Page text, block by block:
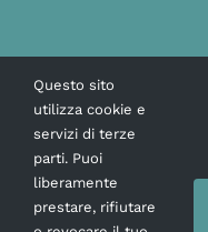
Questo sito
utilizza cookie e
servizi di terze
parti. Puoi
liberamente
prestare, rifiutare